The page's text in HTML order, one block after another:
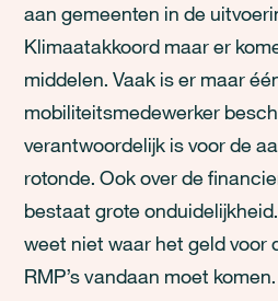
aan gemeenten in de
Klimaatakkoord maar er
middelen. Vaak is er maar
mobiliteitsmedewerker
verantwoordelijk is voor de
rotonde. Ook over de
bestaat grote
weet niet waar het geld voor
RMP’s vandaan moet komen.